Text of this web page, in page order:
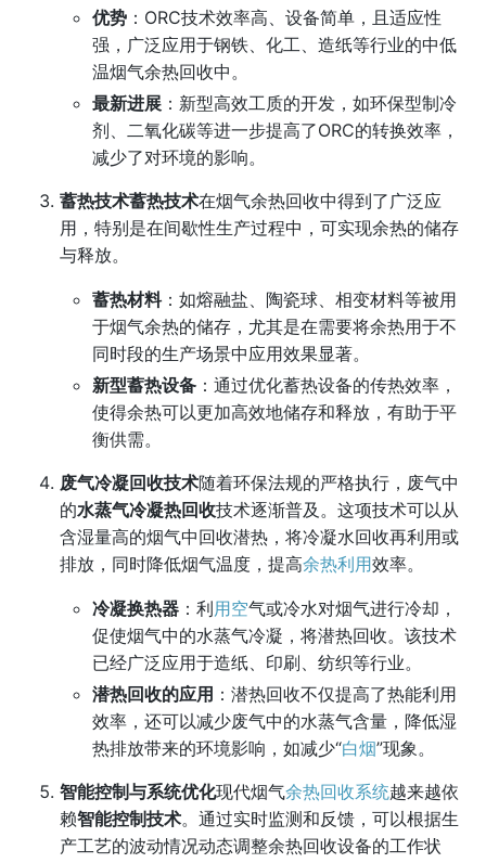
优势 ：ORC技术效率高、设备简单，且适应性
强，广泛应用于钢铁、化工、造纸等行业的中低
温烟气余热回收中。
最新进展 ：新型高效工质的开发，如环保型制冷
剂、二氧化碳等进一步提高了ORC的转换效率，
减少了对环境的影响。
蓄热技术蓄热技术在烟气余热回收中得到了广泛应
用，特别是在间歇性生产过程中，可实现余热的储存
与释放。
蓄热材料：如熔融盐、陶瓷球、相变材料等被用
于烟气余热的储存，尤其是在需要将余热用于不
同时段的生产场景中应用效果显著。
新型蓄热设备 ：通过优化蓄热设备的传热效率，
使得余热可以更加高效地储存和释放，有助于平
衡供需。
废气冷凝回收技术随着环保法规的严格执行，废气中
的水蒸气冷凝热回收技术逐渐普及。这项技术可以从
含湿量高的烟气中回收潜热，将冷凝水回收再利用或
排放，同时降低烟气温度，提高余热利用效率。
冷凝换热器 ：利用空气或冷水对烟气进行冷却，
促使烟气中的水蒸气冷凝，将潜热回收。该技术
已经广泛应用于造纸、印刷、纺织等行业。
潜热回收的应用 ：潜热回收不仅提高了热能利用
效率，还可以减少废气中的水蒸气含量，降低湿
热排放带来的环境影响，如减少“白烟”现象。
智能控制与系统优化现代烟气余热回收系统越来越依
赖智能控制技术。通过实时监测和反馈，可以根据生
产工艺的波动情况动态调整余热回收设备的工作状